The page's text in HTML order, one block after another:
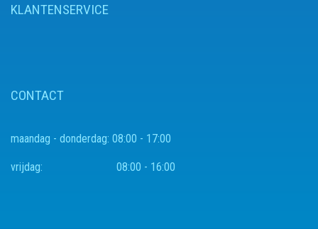
KLANTENSERVICE
CONTACT
maandag - donderdag: 08:00 - 17:00
vrijdag: 08:00 - 16:00